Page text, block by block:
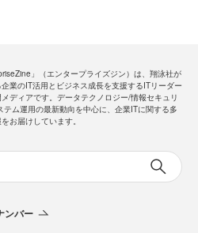
」（エンタープライズジン）は、翔泳社が
業のIT活用とビジネス成長を支援するITリーダー
ディアです。データテクノロジー/情報セキュリ
テム運用の最新動向を中心に、企業ITに関する多
お届けしています。
ンバー